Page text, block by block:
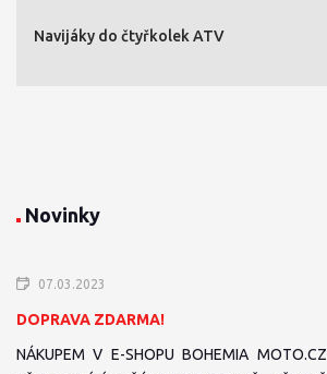
Navijáky do čtyřkolek ATV
Novinky
07.03.2023
DOPRAVA ZDARMA!
NÁKUPEM V E-SHOPU BOHEMIA MOTO.CZ